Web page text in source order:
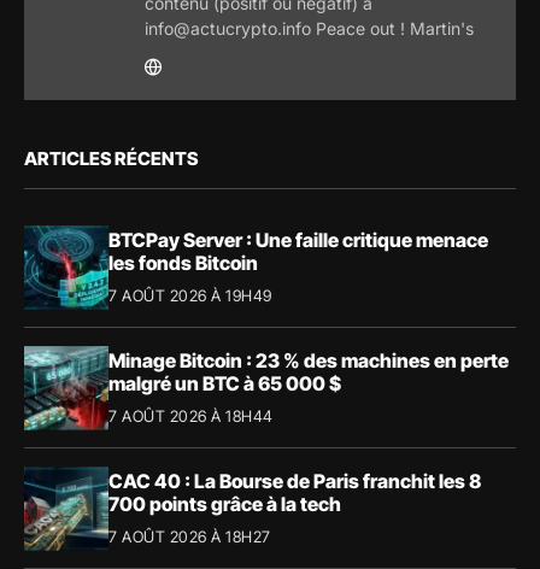
info@actucrypto.info Peace out ! Martin's
ARTICLES RÉCENTS
BTCPay Server : Une faille critique menace
les fonds Bitcoin
7 AOÛT 2026 À 19H49
Minage Bitcoin : 23 % des machines en perte
malgré un BTC à 65 000 $
7 AOÛT 2026 À 18H44
CAC 40 : La Bourse de Paris franchit les 8
700 points grâce à la tech
7 AOÛT 2026 À 18H27